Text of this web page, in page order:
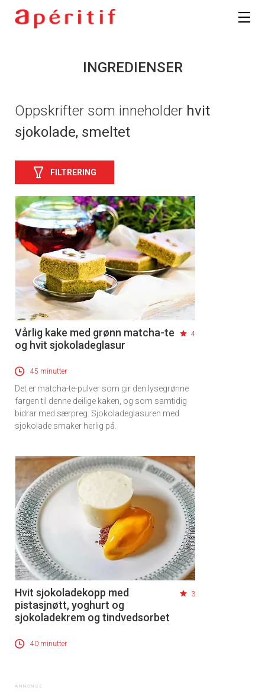
INGREDIENSER
Oppskrifter som inneholder hvit
sjokolade, smeltet
FILTRERING
Vårlig kake med grønn matcha-te
og hvit sjokoladeglasur
4
45 minutter
Det er matcha-te-pulver som gir den lysegrønne
fargen til denne deilige kaken, og som samtidig
bidrar med særpreg. Sjokoladeglasuren med
sjokolade smaker herlig på.
Hvit sjokoladekopp med
pistasjnøtt, yoghurt og
sjokoladekrem og tindvedsorbet
3
40 minutter